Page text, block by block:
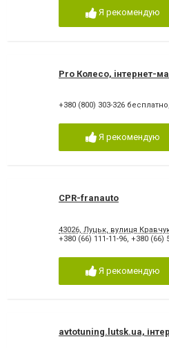
Я рекомендую
Pro Колесо, iнтернет-
+380 (800) 303-326 бесплатно
Я рекомендую
CPR-franauto
43026, Луцьк, вулиця
+380 (66) 111-11-96 +380 (66)
Я рекомендую
avtotuning.lutsk.ua,